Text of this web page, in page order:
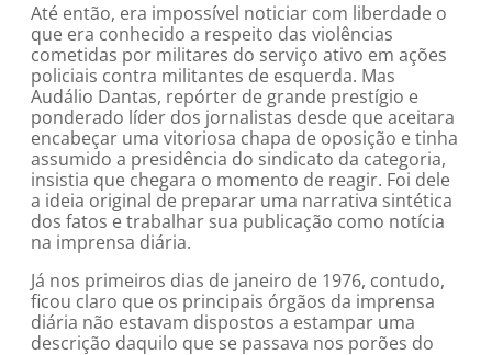
Até então, era impossível noticiar com liberdade o
que era conhecido a respeito das violências
cometidas por militares do serviço ativo em ações
policiais contra militantes de esquerda. Mas
Audálio Dantas, repórter de grande prestígio e
ponderado líder dos jornalistas desde que aceitara
encabeçar uma vitoriosa chapa de oposição e tinha
assumido a presidência do sindicato da categoria,
insistia que chegara o momento de reagir. Foi dele
a ideia original de preparar uma narrativa sintética
dos fatos e trabalhar sua publicação como notícia
na imprensa diária.
Já nos primeiros dias de janeiro de 1976, contudo,
ficou claro que os principais órgãos da imprensa
diária não estavam dispostos a estampar uma
descrição daquilo que se passava nos porões do